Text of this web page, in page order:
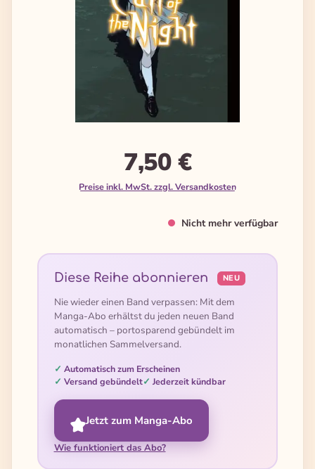
7,50 €
Preise inkl. MwSt. zzgl. Versandkosten
Nicht mehr verfügbar
Diese Reihe abonnieren NEU
Nie wieder einen Band verpassen: Mit dem
Manga-Abo erhältst du jeden neuen Band
automatisch – portosparend gebündelt im
monatlichen Sammelversand.
Automatisch zum Erscheinen
Versand gebündelt
Jederzeit kündbar
Jetzt zum Manga-Abo
Wie funktioniert das Abo?